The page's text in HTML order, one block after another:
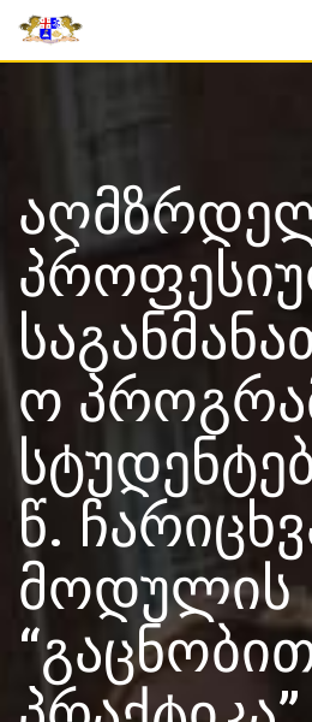
Skip
ო
წ.
მოდულის